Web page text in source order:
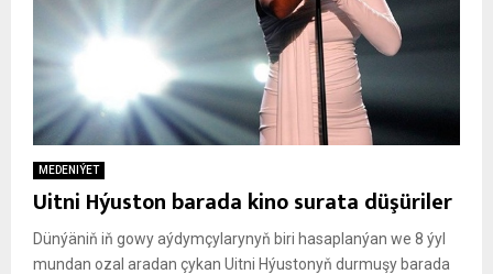
MEDENIÝET
Uitni Hýuston barada kino surata düşüriler
Dünýäniň iň gowy aýdymçylarynyň biri hasaplanýan we 8 ýyl
mundan ozal aradan çykan Uitni Hýustonyň durmuşy barada